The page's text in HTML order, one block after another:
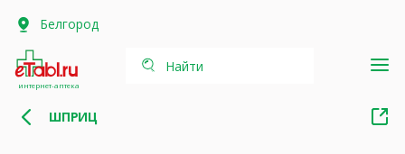
Белгород
интернет-аптека
Найти
ШПРИЦ